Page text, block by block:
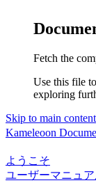
Fetch the
Use this file
exploring
Skip to main content
Kameleoon
ようこそ
ユーザーマニュ